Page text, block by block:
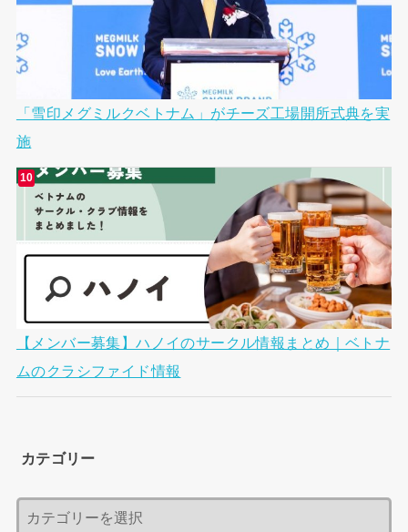
「雪印メグミルクベトナム」がチーズ工場開所式典を実
施
【メンバー募集】ハノイのサークル情報まとめ｜ベトナ
ムのクラシファイド情報
カテゴリー